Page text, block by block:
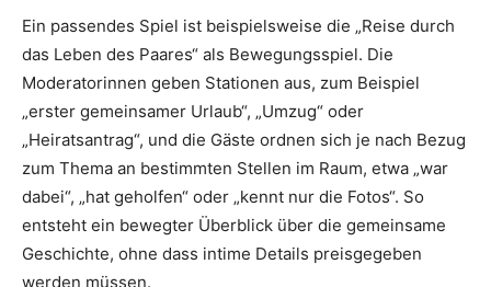
Ein passendes Spiel ist beispielsweise die „Reise durch
das Leben des Paares“ als Bewegungsspiel. Die
Moderatorinnen geben Stationen aus, zum Beispiel
„erster gemeinsamer Urlaub“, „Umzug“ oder
„Heiratsantrag“, und die Gäste ordnen sich je nach Bezug
zum Thema an bestimmten Stellen im Raum, etwa „war
dabei“, „hat geholfen“ oder „kennt nur die Fotos“. So
entsteht ein bewegter Überblick über die gemeinsame
Geschichte, ohne dass intime Details preisgegeben
werden müssen.